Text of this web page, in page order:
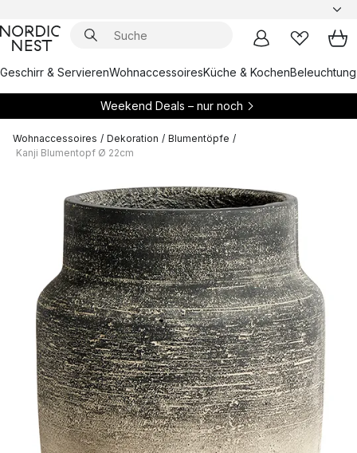
Geschirr & ServierenWohnaccessoiresKüche & KochenBeleuchtung
Weekend Deals – nur noch
Wohnaccessoires / Dekoration / Blumentöpfe /
Kanji Blumentopf Ø 22cm